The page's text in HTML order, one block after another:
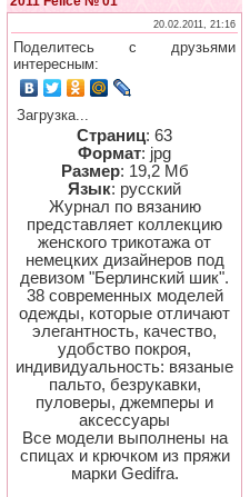
20.02.2011, 21:16
Поделитесь с друзьями
интересным:
Загрузка...
Страниц: 63
Формат: jpg
Размер: 19,2 Мб
Язык: русский
Журнал по вязанию
представляет коллекцию
женского трикотажа от
немецких дизайнеров под
девизом "Берлинский шик".
38 современных моделей
одежды, которые отличают
элегантность, качество,
удобство покроя,
индивидуальность: вязаные
пальто, безрукавки,
пуловеры, джемперы и
аксессуары
Все модели выполнены на
спицах и крючком из пряжи
марки Gedifra.